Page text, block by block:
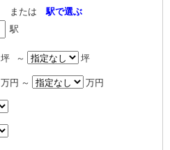
または駅で選ぶ
駅
坪 ～ 坪
万円 ～ 万円